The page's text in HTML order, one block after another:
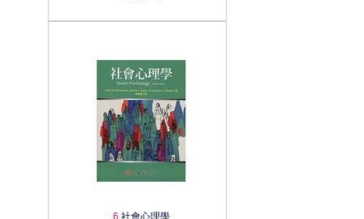
6 社會心理學